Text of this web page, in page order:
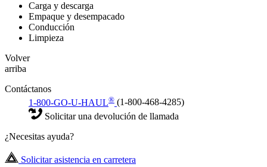
Carga y descarga
Empaque y desempacado
Conducción
Limpieza
Volver
arriba
Contáctanos
1-800-GO-U-HAUL® (1-800-468-4285)
Solicitar una devolución de llamada
¿Necesitas ayuda?
Solicitar asistencia en carretera